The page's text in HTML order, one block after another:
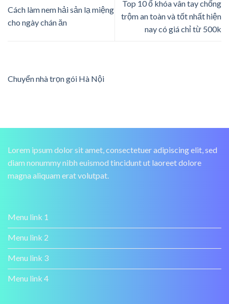
Cách làm nem hải sản lạ miệng
cho ngày chán ăn
Top 10 ổ khóa vân tay chống
trộm an toàn và tốt nhất hiện
nay có giá chỉ từ 500k
Chuyển nhà trọn gói Hà Nội
Lorem ipsum dolor sit amet, consectetuer adipiscing elit, sed
diam nonummy nibh euismod tincidunt ut laoreet dolore
magna aliquam erat volutpat.
Menu link 1
Menu link 2
Menu link 3
Menu link 4